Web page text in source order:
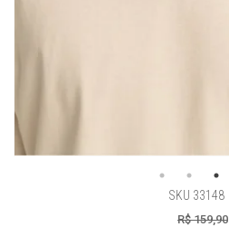
SKU 33148
R$ 159,90